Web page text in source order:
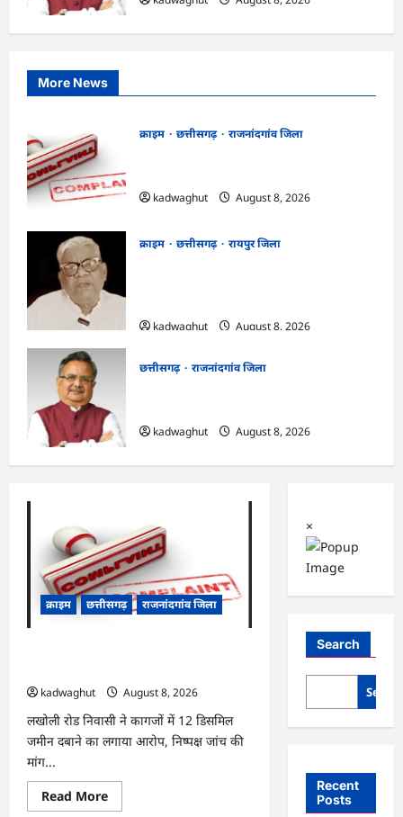
More News
क्राइम छत्तीसगढ़
राजनांदगांव जिला
kadwaghut
August 8, 2026
क्राइम छत्तीसगढ़
रायपुर जिला
kadwaghut
August 8, 2026
छत्तीसगढ़
राजनांदगांव जिला
kadwaghut
August 8, 2026
क्राइम छत्तीसगढ़ राजनांदगांव जिला
kadwaghut
August 8, 2026
लखोली रोड निवासी ने कागजों में 12 डिसमिल
जमीन दबाने का लगाया आरोप, निष्पक्ष जांच की
मांग...
Read MoreRead
more
×
Search
Recent
Posts